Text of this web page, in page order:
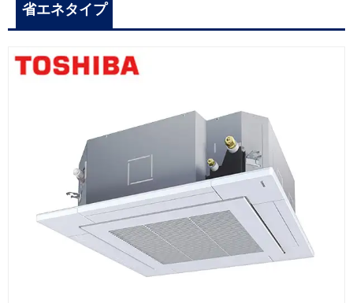
省エネタイプ